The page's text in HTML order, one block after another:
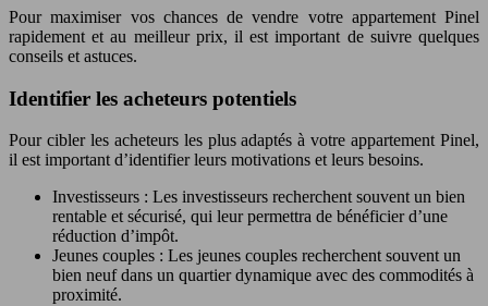
Pour maximiser vos chances de vendre votre appartement Pinel
rapidement et au meilleur prix, il est important de suivre quelques
conseils et astuces.
Identifier les acheteurs potentiels
Pour cibler les acheteurs les plus adaptés à votre appartement Pinel,
il est important d’identifier leurs motivations et leurs besoins.
Investisseurs : Les investisseurs recherchent souvent un bien
rentable et sécurisé, qui leur permettra de bénéficier d’une
réduction d’impôt.
Jeunes couples : Les jeunes couples recherchent souvent un
bien neuf dans un quartier dynamique avec des commodités à
proximité.